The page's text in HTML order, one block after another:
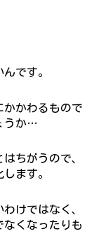
です。
かかわるもので
うか…
ちがうので、
ます。
けではなく、
くなったりも